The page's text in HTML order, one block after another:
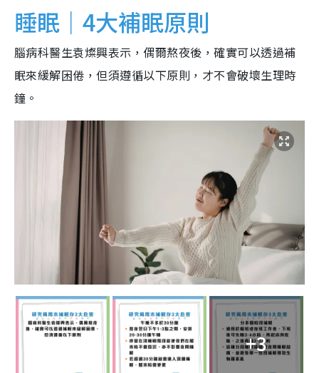
睡眠｜4大補眠原則
腦病科醫生袁燦興表示，偶爾熬夜後，確實可以透過補
眠來緩解困倦，但須遵循以下原則，才不會破壞生理時
鐘。
+3